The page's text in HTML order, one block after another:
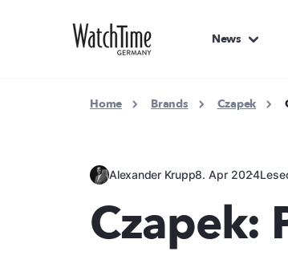
News
Home Brands Czapek
Alexander Krupp8. Apr 2024
Czapek: